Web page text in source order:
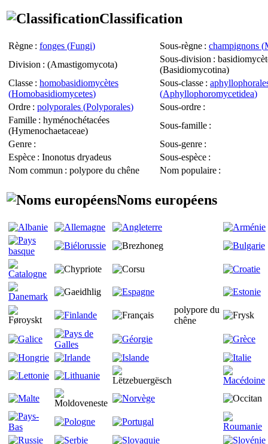
Classification
Règne : fonges (Fungi) Sous-règne : champignons (
Division : (Amastigomycota)
Sous-division :
(Basidiomycotina)
Classe : homobasidiomycètes
(Homobasidiomycetes)
Sous-classe :
(Aphyllophoromycetidea)
Ordre : polyporales (Polyporales) Sous-ordre :
Famille : hyménochétacées
(Hymenochaetaceae)
Sous-famille :
Genre : Sous-genre :
Espèce : Inonotus dryadeus Sous-espèce :
Nom commun : polypore du chêne Nom populaire :
Noms européens
polypore du
chêne